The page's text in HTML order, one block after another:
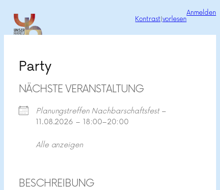
Zum
Inhalt
springen
Kontrast vorlesen
Anmelden
Party
NÄCHSTE VERANSTALTUNG
Planungstreffen Nachbarschaftsfest–
11.08.2026 – 18:00–20:00
Alle anzeigen
BESCHREIBUNG